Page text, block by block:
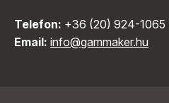
Telefon: +36 (20) 924-1065
Email: info@gammaker.hu